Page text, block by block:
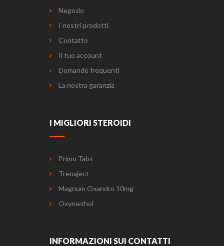
Negozio
I nostri prodotti
Contatto
Il tuo account
Domande frequenti
La nostra garanzia
I MIGLIORI STEROIDI
Primo Tabs
Trenaject
Magnum Oxandro 10mg
Oxymethol
INFORMAZIONI SUI CONTATTI